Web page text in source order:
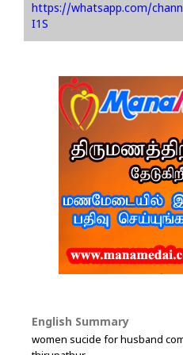
https://whatsapp.com/
I1S
English Summary
women sucide for husband